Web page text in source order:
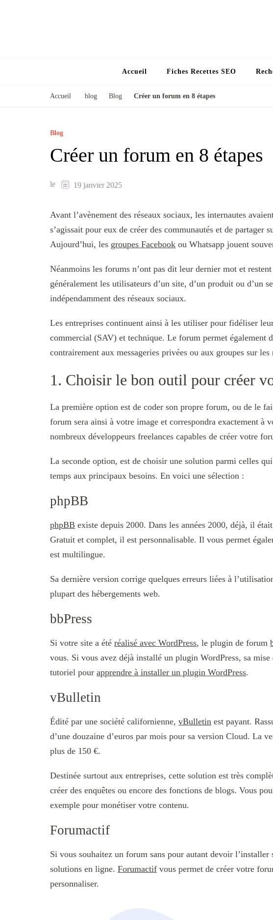
Accueil Fiches Recettes SEO
Accueil blog Blog Créer un forum en 8 étapes
Blog
Créer un forum en 8 étapes
le 19 janvier 2025
Avant l’avènement des réseaux sociaux, les internautes
s’agissait pour eux de créer des communautés et de partager
Aujourd’hui, les groupes Facebook ou Whatsapp jouent
Néanmoins les forums n’ont pas dit leur dernier mot et
généralement les utilisateurs d’un site, d’un produit ou d’un
indépendamment des réseaux sociaux.
Les entreprises continuent ainsi à les utiliser pour fidéliser
commercial (SAV) et technique. Le forum permet également
contrairement aux messageries privées ou aux groupes sur les
1. Choisir le bon outil pour créer
La première option est de coder son propre forum, ou de le
forum sera ainsi à votre image et correspondra exactement à
nombreux développeurs freelances capables de créer votre
La seconde option, est de choisir une solution parmi celles
temps aux principaux besoins. En voici une sélection :
phpBB
phpBB existe depuis 2000. Dans les années 2000, déjà, il
Gratuit et complet, il est personnalisable. Il vous permet
est multilingue.
Sa dernière version corrige quelques erreurs liées à
plupart des hébergements web.
bbPress
Si votre site a été réalisé avec WordPress, le plugin de forum
vous. Si vous avez déjà installé un plugin WordPress, sa
tutoriel pour apprendre à installer un plugin WordPress.
vBulletin
Édité par une société californienne, vBulletin est payant.
d’une douzaine d’euros par mois pour sa version Cloud. La
plus de 150 €.
Destinée surtout aux entreprises, cette solution est très
créer des enquêtes ou encore des fonctions de blogs. Vous
exemple pour monétiser votre contenu.
Forumactif
Si vous souhaitez un forum sans pour autant devoir l’installer
solutions en ligne. Forumactif vous permet de créer votre
personnaliser.